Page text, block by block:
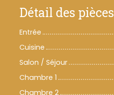
Détail des pièces
Entrée
Cuisine
Salon / Séjour
Chambre 1
Chambre 2